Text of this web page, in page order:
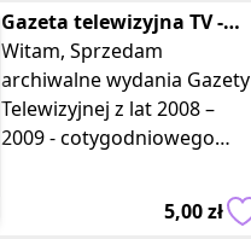
Gazeta telewizyjna TV -
Gazeta Wyborcza z lat 2008
- 2009
Witam, Sprzedam
archiwalne wydania Gazety
Telewizyjnej z lat 2008 –
2009 - cotygodniowego
dodatek do piątkowej G
5,00 zł